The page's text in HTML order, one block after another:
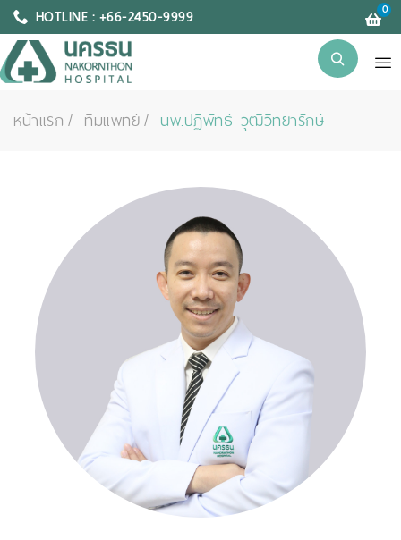
HOTLINE : +66-2450-9999 0
หน้าแรก ทีมแพทย์ นพ.ปฏิพัทธ์ วุฒิวิทยารักษ์